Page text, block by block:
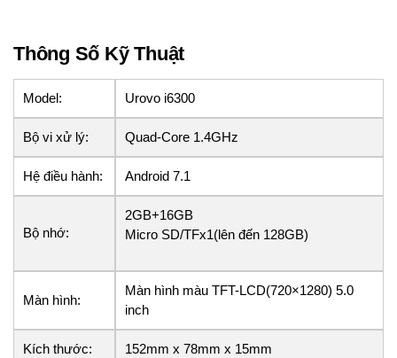
Thông Số Kỹ Thuật
Model: Urovo i6300
Bộ vi xử lý: Quad-Core 1.4GHz
Hệ điều hành: Android 7.1
Bộ nhớ:
2GB+16GB
Micro SD/TFx1(lên đến 128GB)
Màn hình:
Màn hình màu TFT-LCD(720×1280) 5.0
inch
Kích thước: 152mm x 78mm x 15mm